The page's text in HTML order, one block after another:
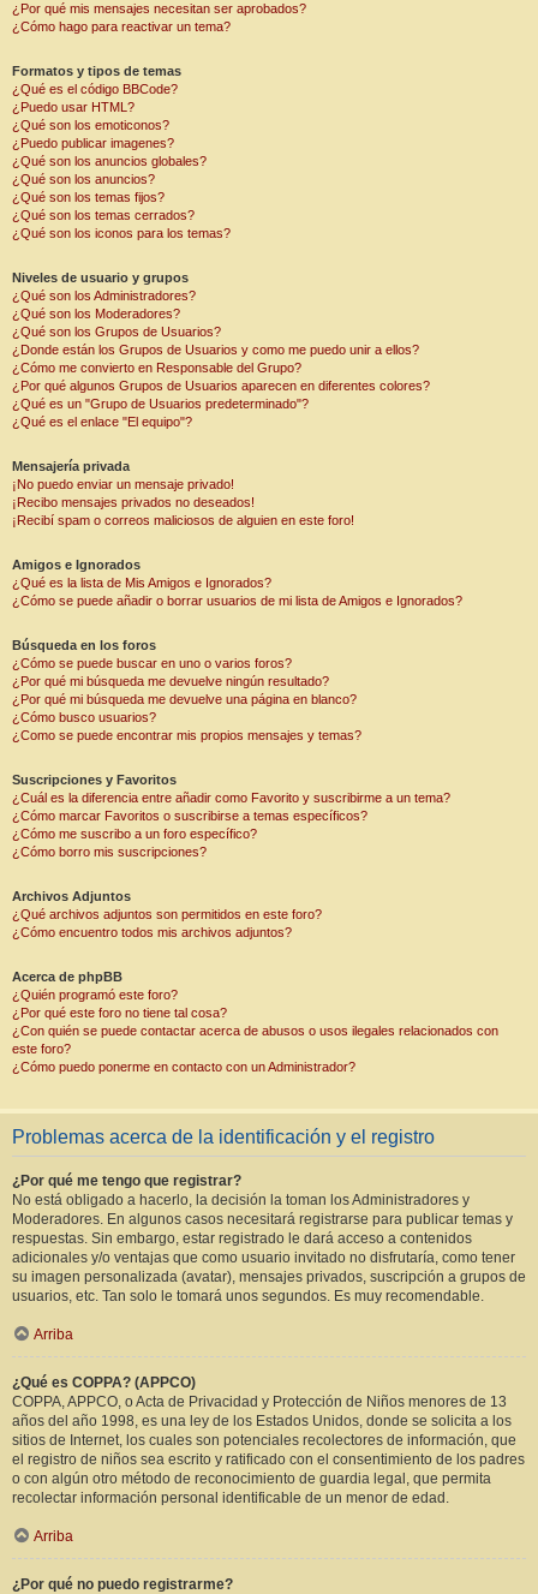
¿Por qué mis mensajes necesitan ser aprobados?
¿Cómo hago para reactivar un tema?
Formatos y tipos de temas
¿Qué es el código BBCode?
¿Puedo usar HTML?
¿Qué son los emoticonos?
¿Puedo publicar imagenes?
¿Qué son los anuncios globales?
¿Qué son los anuncios?
¿Qué son los temas fijos?
¿Qué son los temas cerrados?
¿Qué son los iconos para los temas?
Niveles de usuario y grupos
¿Qué son los Administradores?
¿Qué son los Moderadores?
¿Qué son los Grupos de Usuarios?
¿Donde están los Grupos de Usuarios y como me puedo unir a ellos?
¿Cómo me convierto en Responsable del Grupo?
¿Por qué algunos Grupos de Usuarios aparecen en diferentes colores?
¿Qué es un "Grupo de Usuarios predeterminado"?
¿Qué es el enlace "El equipo"?
Mensajería privada
¡No puedo enviar un mensaje privado!
¡Recibo mensajes privados no deseados!
¡Recibí spam o correos maliciosos de alguien en este foro!
Amigos e Ignorados
¿Qué es la lista de Mis Amigos e Ignorados?
¿Cómo se puede añadir o borrar usuarios de mi lista de Amigos e Ignorados?
Búsqueda en los foros
¿Cómo se puede buscar en uno o varios foros?
¿Por qué mi búsqueda me devuelve ningún resultado?
¿Por qué mi búsqueda me devuelve una página en blanco?
¿Cómo busco usuarios?
¿Como se puede encontrar mis propios mensajes y temas?
Suscripciones y Favoritos
¿Cuál es la diferencia entre añadir como Favorito y suscribirme a un tema?
¿Cómo marcar Favoritos o suscribirse a temas específicos?
¿Cómo me suscribo a un foro específico?
¿Cómo borro mis suscripciones?
Archivos Adjuntos
¿Qué archivos adjuntos son permitidos en este foro?
¿Cómo encuentro todos mis archivos adjuntos?
Acerca de phpBB
¿Quién programó este foro?
¿Por qué este foro no tiene tal cosa?
¿Con quién se puede contactar acerca de abusos o usos ilegales relacionados con
este foro?
¿Cómo puedo ponerme en contacto con un Administrador?
Problemas acerca de la identificación y el registro
¿Por qué me tengo que registrar?
No está obligado a hacerlo, la decisión la toman los Administradores y
Moderadores. En algunos casos necesitará registrarse para publicar temas y
respuestas. Sin embargo, estar registrado le dará acceso a contenidos
adicionales y/o ventajas que como usuario invitado no disfrutaría, como tener
su imagen personalizada (avatar), mensajes privados, suscripción a grupos de
usuarios, etc. Tan solo le tomará unos segundos. Es muy recomendable.
Arriba
¿Qué es COPPA? (APPCO)
COPPA, APPCO, o Acta de Privacidad y Protección de Niños menores de 13
años del año 1998, es una ley de los Estados Unidos, donde se solicita a los
sitios de Internet, los cuales son potenciales recolectores de información, que
el registro de niños sea escrito y ratificado con el consentimiento de los padres
o con algún otro método de reconocimiento de guardia legal, que permita
recolectar información personal identificable de un menor de edad.
Arriba
¿Por qué no puedo registrarme?